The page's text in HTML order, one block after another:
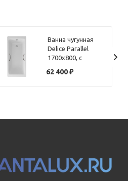
Ванна чугунная
Delice Parallel
1700х800, с
62 400₽